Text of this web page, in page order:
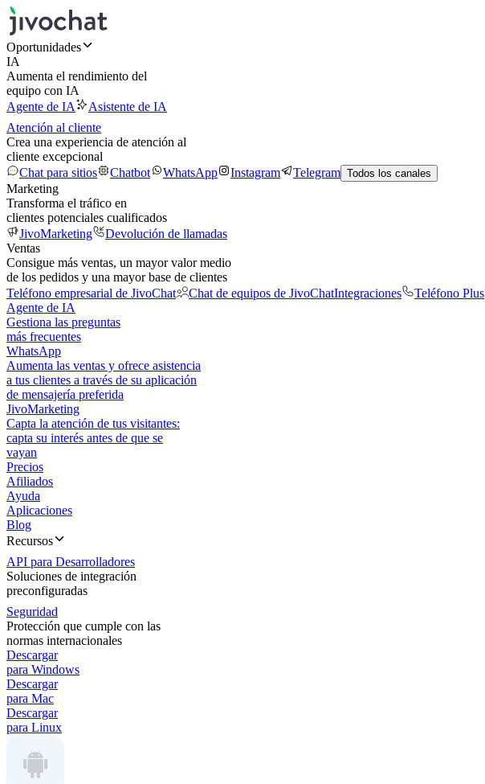
Oportunidades
IA
Aumenta el rendimiento del
equipo con IA
Agente de IA
Asistente de IA
Atención al cliente
Crea una experiencia de atención al
cliente excepcional
Chat para sitios
Chatbot WhatsApp Instagram Telegram Todos los canales
Marketing
Transforma el tráfico en
clientes potenciales cualificados
JivoMarketing
Devolución de llamadas
Ventas
Consigue más ventas, un mayor valor medio
de los pedidos y una mayor base de clientes
Teléfono empresarial de JivoChat
Chat de equipos de JivoChatIntegraciones Teléfono Plus
Agente de IA
Gestiona las preguntas
más frecuentes
WhatsApp
Aumenta las ventas y ofrece asistencia
a tus clientes a través de su aplicación
de mensajería preferida
JivoMarketing
Capta la atención de tus visitantes:
capta su interés antes de que se
vayan
Precios
Afiliados
Ayuda
Aplicaciones
Blog
Recursos
API para Desarrolladores
Soluciones de integración
preconfiguradas
Seguridad
Protección que cumple con las
normas internacionales
Descargar
para Windows
Descargar
para Mac
Descargar
para Linux